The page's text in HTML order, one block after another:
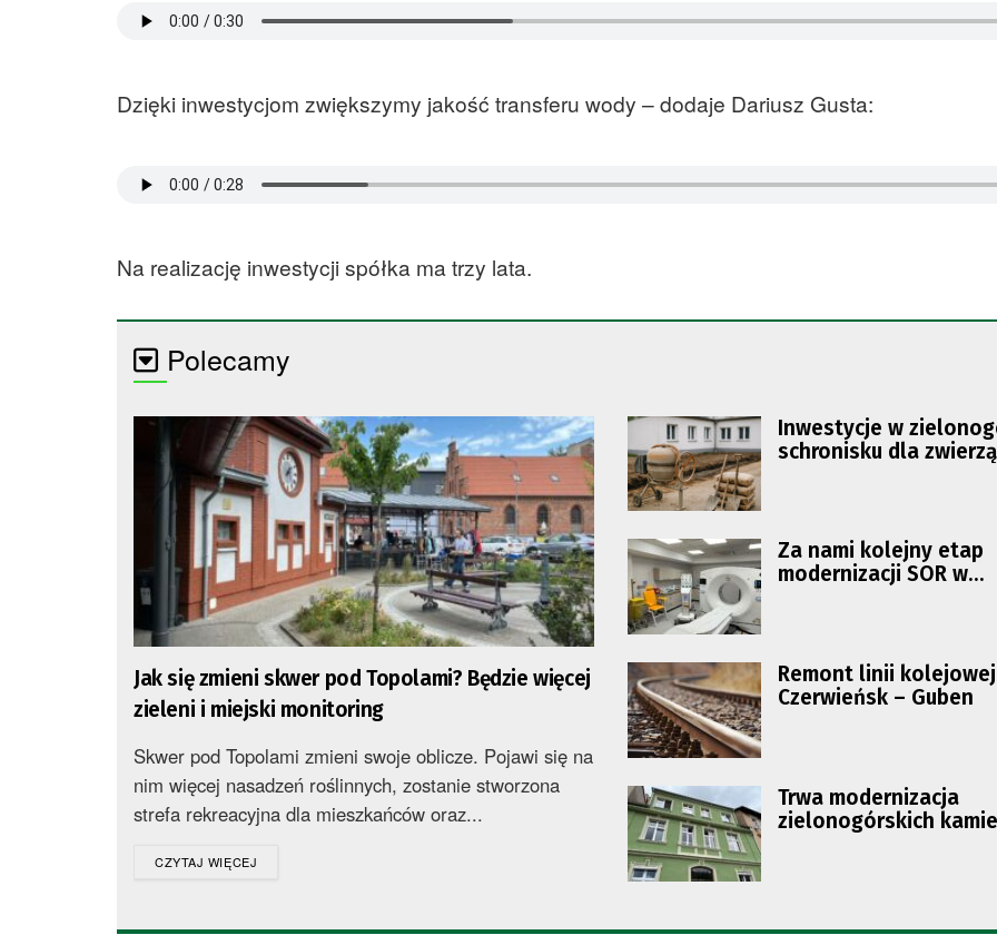
Dzięki inwestycjom zwiększymy jakość transferu wody – dodaje Dariusz Gusta:
Na realizację inwestycji spółka ma trzy lata.
Polecamy
Jak się zmieni skwer pod Topolami? Będzie więcej
zieleni i miejski monitoring
Skwer pod Topolami zmieni swoje oblicze. Pojawi się na
nim więcej nasadzeń roślinnych, zostanie stworzona
strefa rekreacyjna dla mieszkańców oraz...
CZYTAJ WIĘCEJ
Inwestycje w
schronisku dla
Za nami kolejny etap
modernizacji SOR w
Remont linii kolejowej
Czerwieńsk – Guben
Trwa modernizacja
zielonogórskich